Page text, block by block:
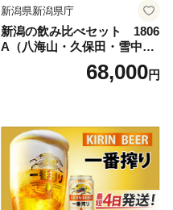
新潟県新潟県庁
新潟の飲み比べセット 1806
A（八海山・久保田・雪中
梅・越乃寒梅・かたふね・千
68,000円